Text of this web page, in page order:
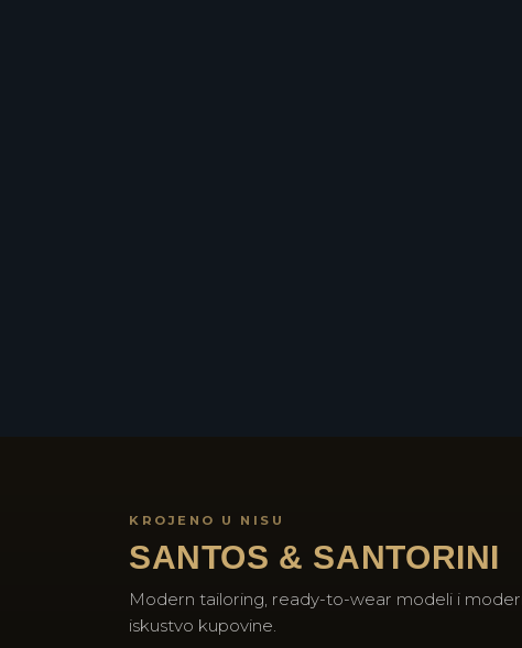
KROJENO U NISU
SANTOS & SANTORINI
Modern tailoring, ready-to-wear modeli i
iskustvo kupovine.